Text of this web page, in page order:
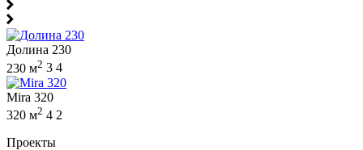
Долина 230
230 м2 3 4
Mira 320
320 м2 4 2
Проекты